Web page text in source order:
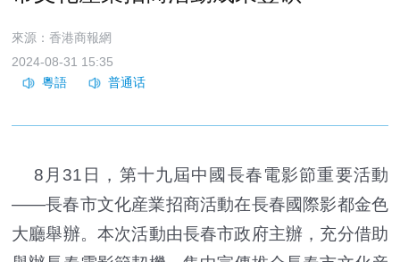
來源：香港商報網
2024-08-31 15:35
8月31日，第十九屆中國長春電影節重要活動
——長春市文化産業招商活動在長春國際影都金色
大廳舉辦。本次活動由長春市政府主辦，充分借助